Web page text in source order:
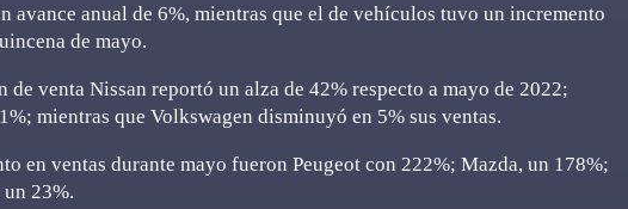
avance anual de 6%, mientras que el de vehículos tuvo un incremento
de mayo.
venta Nissan reportó un alza de 42% respecto a mayo de 2022;
mientras que Volkswagen disminuyó en 5% sus ventas.
en ventas durante mayo fueron Peugeot con 222%; Mazda, un 178%;
23%.